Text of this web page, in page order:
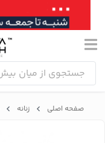
صفحه اصلی زنانه